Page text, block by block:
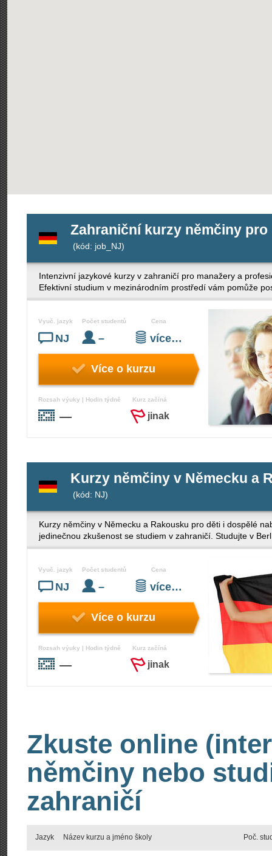
Zahraniční kurzy němčiny
(kód: job_NJ)
Intenzivní jazykové kurzy v zahraničí pro manažery a
Efektivní studium v mezinárodním prostředí vám pomůže
Vyuč. jazyk
NJ
Počet studentů
–
Cena
více…
Více o kurzu
Rozsah výuky | Hodin týdně
—
Kurz začíná
jinak
Kurzy němčiny v Německu a
(kód: NJ)
Kurzy němčiny v Německu a Rakousku pro děti i dospělé
jedinečnou zkušenost se studiem v zahraničí. Studujte v
Vyuč. jazyk
NJ
Počet studentů
–
Cena
více…
Více o kurzu
Rozsah výuky | Hodin týdně
—
Kurz začíná
jinak
Zkuste online
němčiny nebo
zahraničí
Jazyk Název kurzu a jméno školy Poč.